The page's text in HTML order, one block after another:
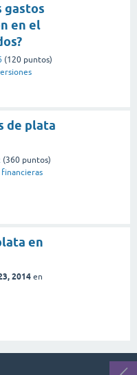
gastos
en el
(120 puntos)
de plata
(360 puntos)
en
2014 en